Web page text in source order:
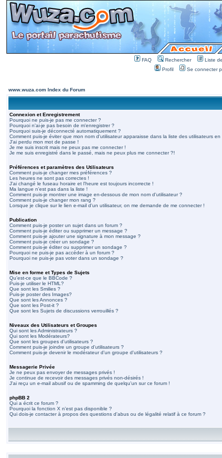
FAQ Rechercher
Liste
Profil
Se connecter
www.wuza.com Index du Forum
Connexion et Enregistrement
Pourquoi ne puis-je pas me connecter ?
Pourquoi n'ai-je pas besoin de m'enregistrer ?
Pourquoi suis-je déconnecté automatiquement ?
Comment puis-je éviter que mon nom d'utilisateur apparaisse dans la liste des utilisateurs en
J'ai perdu mon mot de passe !
Je me suis inscrit mais ne peux pas me connecter !
Je me suis enregistré dans le passé, mais ne peux plus me connecter ?!
Préférences et paramètres des Utilisateurs
Comment puis-je changer mes préférences ?
Les heures ne sont pas correctes !
J'ai changé le fuseau horaire et l'heure est toujours incorrecte !
Ma langue n'est pas dans la liste !
Comment puis-je montrer une image en-dessous de mon nom d'utilisateur ?
Comment puis-je changer mon rang ?
Lorsque je clique sur le lien e-mail d'un utilisateur, on me demande de me connecter !
Publication
Comment puis-je poster un sujet dans un forum ?
Comment puis-je éditer ou supprimer un message ?
Comment puis-je ajouter une signature à mon message ?
Comment puis-je créer un sondage ?
Comment puis-je éditer ou supprimer un sondage ?
Pourquoi ne puis-je pas accéder à un forum ?
Pourquoi ne puis-je pas voter dans un sondage ?
Mise en forme et Types de Sujets
Qu'est-ce que le BBCode ?
Puis-je utiliser le HTML?
Que sont les Smilies ?
Puis-je poster des Images?
Que sont les Annonces ?
Que sont les Post-it ?
Que sont les Sujets de discussions verrouillés ?
Niveaux des Utilisateurs et Groupes
Qui sont les Administrateurs ?
Qui sont les Modérateurs?
Que sont les groupes d'utilisateurs ?
Comment puis-je joindre un groupe d'utilisateurs ?
Comment puis-je devenir le modérateur d'un groupe d'utilisateurs ?
Messagerie Privée
Je ne peux pas envoyer de messages privés !
Je continue de recevoir des messages privés non-désirés !
J'ai reçu un e-mail abusif ou de spamming de quelqu'un sur ce forum !
phpBB 2
Qui a écrit ce forum ?
Pourquoi la fonction X n'est pas disponible ?
Qui dois-je contacter à propos des questions d'abus ou de légalité relatif à ce forum ?